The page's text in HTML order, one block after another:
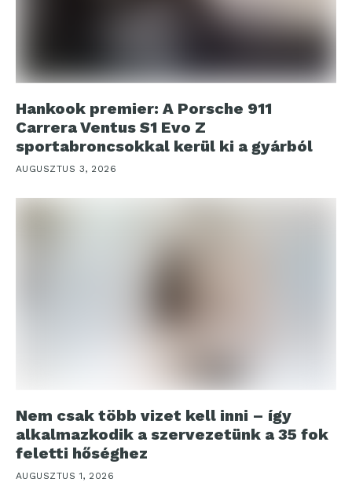
Hankook premier: A Porsche 911
Carrera Ventus S1 Evo Z
sportabroncsokkal kerül ki a gyárból
AUGUSZTUS 3, 2026
Nem csak több vizet kell inni – így
alkalmazkodik a szervezetünk a 35 fok
feletti hőséghez
AUGUSZTUS 1, 2026